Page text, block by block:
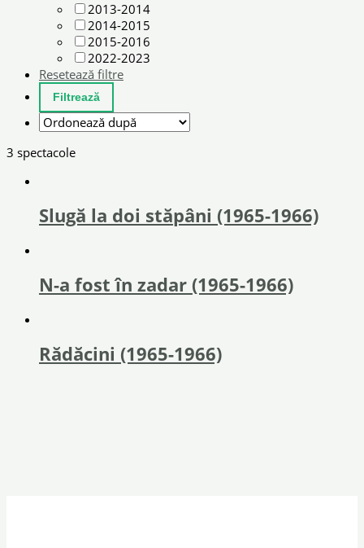
2013-2014
2014-2015
2015-2016
2022-2023
Resetează filtre
3 spectacole
Slugă la doi stăpâni (1965-1966)
N-a fost în zadar (1965-1966)
Rădăcini (1965-1966)